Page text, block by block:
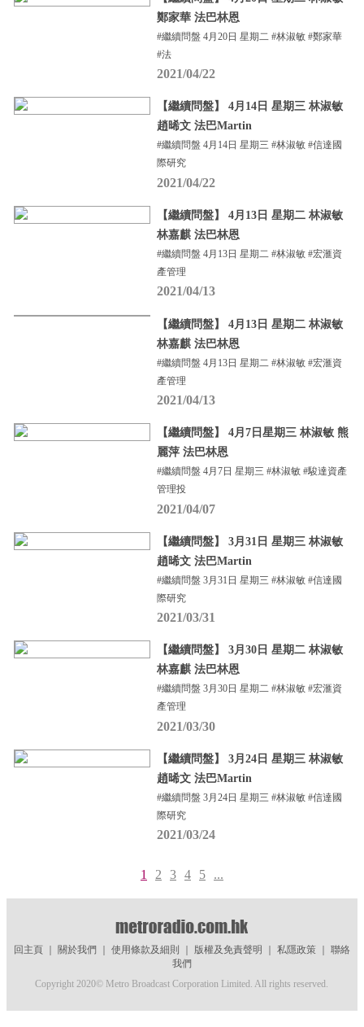
鄭家華 法巴林恩
#繼續問盤 4月20日 星期二 #林淑敏 #鄭家華
#法
2021/04/22
【繼續問盤】 4月14日 星期三 林淑敏
趙晞文 法巴Martin
#繼續問盤 4月14日 星期三 #林淑敏 #信達國
際研究
2021/04/22
【繼續問盤】 4月13日 星期二 林淑敏
林嘉麒 法巴林恩
#繼續問盤 4月13日 星期二 #林淑敏 #宏滙資
產管理
2021/04/13
【繼續問盤】 4月13日 星期二 林淑敏
林嘉麒 法巴林恩
#繼續問盤 4月13日 星期二 #林淑敏 #宏滙資
產管理
2021/04/13
【繼續問盤】 4月7日星期三 林淑敏 熊
麗萍 法巴林恩
#繼續問盤 4月7日 星期三 #林淑敏 #駿達資產
管理投
2021/04/07
【繼續問盤】 3月31日 星期三 林淑敏
趙晞文 法巴Martin
#繼續問盤 3月31日 星期三 #林淑敏 #信達國
際研究
2021/03/31
【繼續問盤】 3月30日 星期二 林淑敏
林嘉麒 法巴林恩
#繼續問盤 3月30日 星期二 #林淑敏 #宏滙資
產管理
2021/03/30
【繼續問盤】 3月24日 星期三 林淑敏
趙晞文 法巴Martin
#繼續問盤 3月24日 星期三 #林淑敏 #信達國
際研究
2021/03/24
1 2 3 4 5 ...
回主頁｜ 關於我們 使用條款及細則 版權及免責聲明 私隱政策｜ 聯絡
我們
Copyright 2020© Metro Broadcast Corporation Limited. All rights reserved.